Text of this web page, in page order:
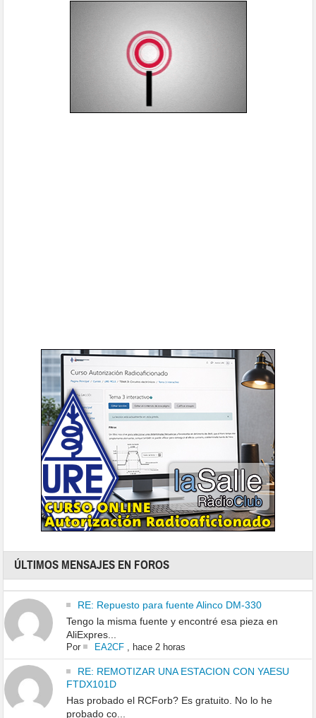
ÚLTIMOS MENSAJES EN FOROS
RE: Repuesto para fuente Alinco DM-330
Tengo la misma fuente y encontré esa pieza en
AliExpres...
Por EA2CF, hace 2 horas
RE: REMOTIZAR UNA ESTACION CON YAESU
FTDX101D
Has probado el RCForb? Es gratuito. No lo he
probado co...